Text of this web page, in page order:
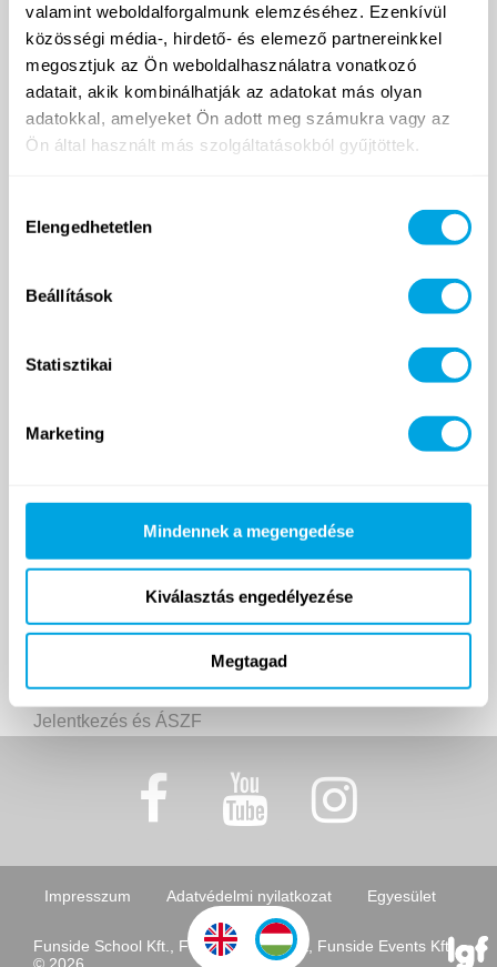
valamint weboldalforgalmunk elemzéséhez. Ezenkívül
közösségi média-, hirdető- és elemező partnereinkkel
megosztjuk az Ön weboldalhasználatra vonatkozó
adatait, akik kombinálhatják az adatokat más olyan
adatokkal, amelyeket Ön adott meg számukra vagy az
Ön által használt más szolgáltatásokból gyűjtöttek.
kiválasztása
Elengedhetetlen
Beállítások
Statisztikai
Marketing
Mindennek a megengedése
Kiválasztás engedélyezése
Megtagad
Tanfolyamok
Árak
Napközis táborok
Turnusok
Árak és határidők
Jelentkezés és ÁSZF
Balatoni turnusok
Árak és határidők
Jelentkezés és ÁSZF
Impresszum Adatvédelmi nyilatkozat Egyesület
Funside School Kft., Funside Egyesület, Funside Events Kft.